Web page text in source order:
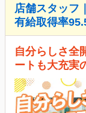
店舗スタッ
有給取得率
自分らしさ全
ートも大充実